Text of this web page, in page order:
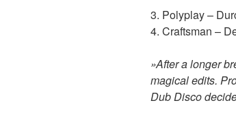
3. Polyplay –
4. Craftsman –
»After a longer
magical edits.
Dub Disco